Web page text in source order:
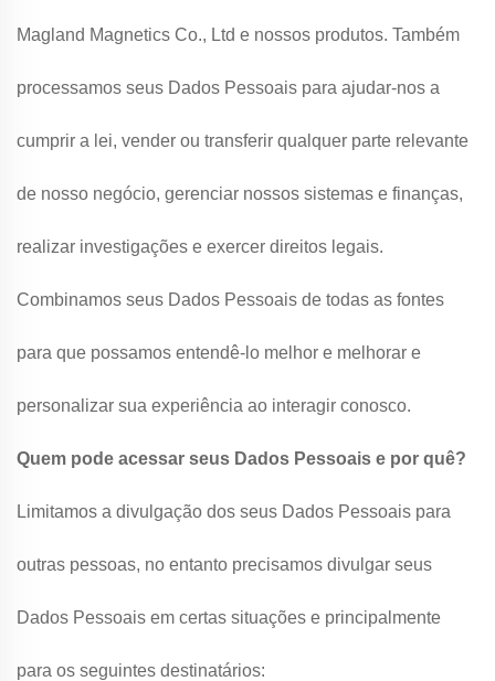
Magland Magnetics Co., Ltd e nossos produtos. Também
processamos seus Dados Pessoais para ajudar-nos a
cumprir a lei, vender ou transferir qualquer parte relevante
de nosso negócio, gerenciar nossos sistemas e finanças,
realizar investigações e exercer direitos legais.
Combinamos seus Dados Pessoais de todas as fontes
para que possamos entendê-lo melhor e melhorar e
personalizar sua experiência ao interagir conosco.
Quem pode acessar seus Dados Pessoais e por quê?
Limitamos a divulgação dos seus Dados Pessoais para
outras pessoas, no entanto precisamos divulgar seus
Dados Pessoais em certas situações e principalmente
para os seguintes destinatários: